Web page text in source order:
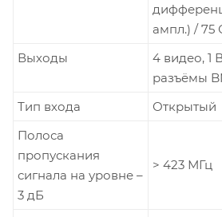
ампл.) / 75
Выходы
4 видео, 1
разъёмы
Тип входа
Открытый
Полоса
пропускания
сигнала на уровне –
3 дБ
> 423 МГц